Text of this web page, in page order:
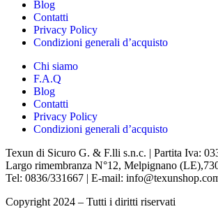
Blog
Contatti
Privacy Policy
Condizioni generali d’acquisto
Chi siamo
F.A.Q
Blog
Contatti
Privacy Policy
Condizioni generali d’acquisto
Texun di Sicuro G. & F.lli s.n.c. | Partita Iva:
Largo rimembranza N°12, Melpignano
Tel: 0836/331667 | E-mail:
Copyright 2024 – Tutti i diritti riservati